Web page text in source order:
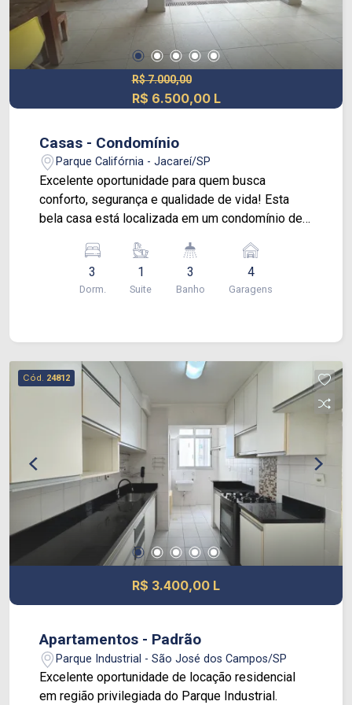
R$ 7.000,00
R$ 6.500,00 L
Casas - Condomínio
Parque Califórnia - Jacareí/SP
Excelente oportunidade para quem busca
conforto, segurança e qualidade de vida! Esta
bela casa está localizada em um condomínio de
vias da cidade e próxima a comércios, escolas e
serviços. O imóvel conta com: 3 dormitórios,
sendo 1 suíte; 1 dormitório com móveis
aproveitamento de espaço; Banheiro social e
excelente distribuição dos ambientes; Área
gourmet com churrasqueira, ideal para reunir
amigos e familiares; Piscina, perfeita para os
momentos de lazer; Vaga para até 4 carros. Tudo
isso em um condomínio que oferece segurança,
tranquilidade e um ambiente agradável para viver.
Agende uma visita e venha conhecer seu novo
lar!
3
Dorm.
1
Suite
3
Banho
4
Garagens
Cód. 24812
R$ 3.400,00 L
Apartamentos - Padrão
Parque Industrial - São José dos Campos/SP
Excelente oportunidade de locação residencial
em região privilegiada do Parque Industrial.